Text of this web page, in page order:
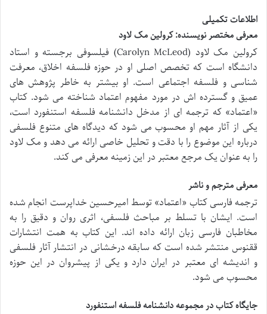
اطلاعات تکمیلی
معرفی مختصر نویسنده: کرولین مک لاود
کرولین مک لاود (Carolyn McLeod) فیلسوفی برجسته و استاد
دانشگاه است که تخصص اصلی او در حوزه فلسفه اخلاق، معرفت
شناسی و فلسفه اجتماعی است. او بیشتر به خاطر پژوهش های
عمیق و گسترده اش در مورد مفهوم اعتماد شناخته می شود. کتاب
«اعتماد» که ترجمه ای از مدخل دانشنامه فلسفه استنفورد است،
یکی از آثار مهم او محسوب می شود که دیدگاه های متنوع فلسفی
درباره این موضوع را با دقت و تحلیل خاصی ارائه می دهد و مک لاود
را به عنوان یک مرجع معتبر در این زمینه معرفی می کند.
معرفی مترجم و ناشر
ترجمه فارسی کتاب «اعتماد» توسط امیرحسین خداپرست انجام شده
است. ایشان با تسلط بر مباحث فلسفی، اثری روان و دقیق را به
مخاطبان فارسی زبان ارائه داده اند. این کتاب به همت انتشارات
ققنوس منتشر شده است که سابقه درخشانی در انتشار آثار فلسفی
و اندیشه ای معتبر در ایران دارد و یکی از پیشروان در این حوزه
محسوب می شود.
جایگاه کتاب در مجموعه دانشنامه فلسفه استنفورد